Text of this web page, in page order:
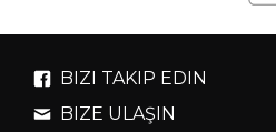
BIZI TAKIP EDIN
BIZE ULAŞIN